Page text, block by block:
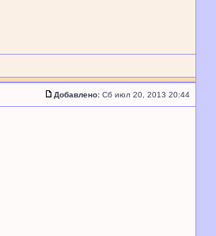
Добавлено: Сб июл 20, 2013 20:44